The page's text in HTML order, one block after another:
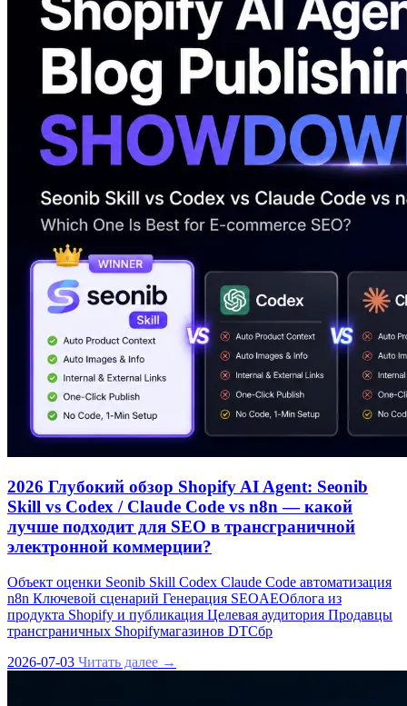
2026 Глубокий обзор Shopify AI Agent: Seonib
Skill vs Codex / Claude Code vs n8n — какой
лучше подходит для SEO в трансграничной
электронной коммерции?
Объект оценки Seonib Skill Codex Claude Code автоматизация
n8n Ключевой сценарий Генерация SEOAEOблога из
продукта Shopify и публикация Целевая аудитория Продавцы
трансграничных Shopifyмагазинов DTCбр
2026-07-03 Читать далее →